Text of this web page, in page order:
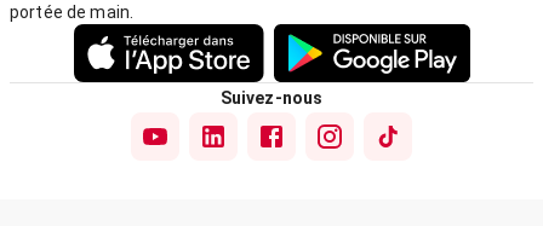
portée de main.
Suivez-nous